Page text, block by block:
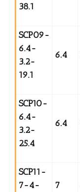
38.1
SCP09-
6.4-
3.2-
19.1
6.4
SCP10-
6.4-
3.2-
25.4
6.4
SCP11-
7-4-
7